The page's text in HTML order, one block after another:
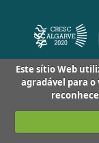
Este sítio Web
agradável para